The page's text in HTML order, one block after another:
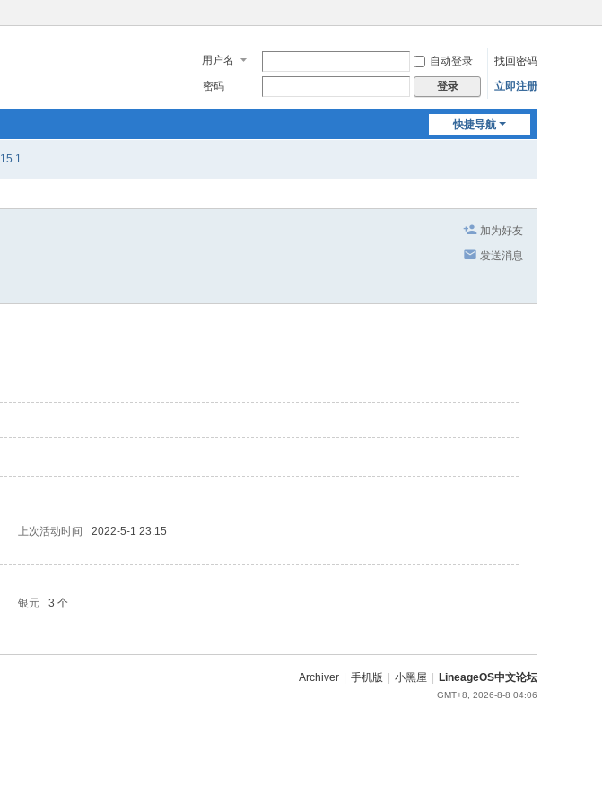
用户名 自动登录
找回密码
密码
登录 立即注册
快捷导航
15.1
加为好友
发送消息
上次活动时间
2022-5-1 23:15
银元
3 个
Archiver 手机版 小黑屋 LineageOS中文论坛
GMT+8, 2026-8-8 04:06